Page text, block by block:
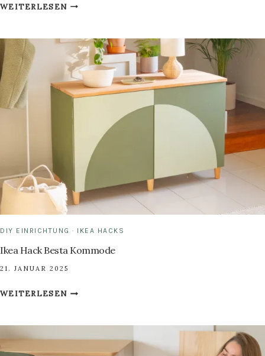
WEITERLESENIKEA
SELBER
BAUEN
DIY EINRICHTUNG · IKEA HACKS
Ikea Hack Besta Kommode
21. JANUAR 2025
WEITERLESENIKEA